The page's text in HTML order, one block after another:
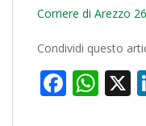
Corriere di Arezzo
Condividi questo
X